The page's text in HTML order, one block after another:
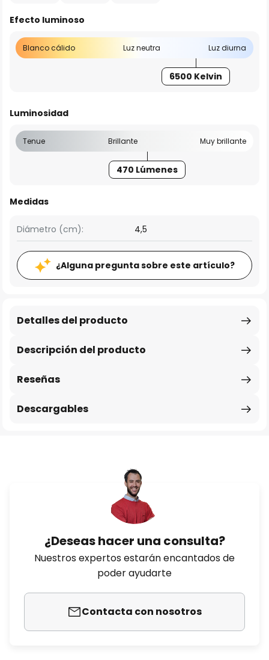
Efecto luminoso
Blanco cálido Luz neutra Luz diurna
6500 Kelvin
Luminosidad
Tenue Brillante Muy brillante
470 Lúmenes
Medidas
Diámetro (cm): 4,5
¿Alguna pregunta sobre este artículo?
Descripción del producto
Detalles del producto
Reseñas
Descargables
¿Deseas hacer una consulta?
Nuestros expertos estarán encantados de
poder ayudarte
Contacta con nosotros